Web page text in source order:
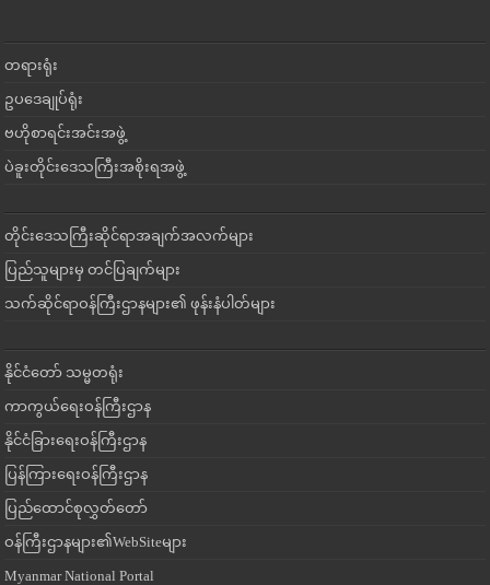
တရားရုံး
ဥပဒေချုပ်ရုံး
ဗဟိုစာရင်းအင်းအဖွဲ့
ပဲခူးတိုင်းဒေသကြီးအစိုးရအဖွဲ့
တိုင်းဒေသကြီးဆိုင်ရာအချက်အလက်များ
ပြည်သူများမှ တင်ပြချက်များ
သက်ဆိုင်ရာဝန်ကြီးဌာနများ၏ ဖုန်းနံပါတ်များ
နိုင်ငံတော် သမ္မတရုံး
ကာကွယ်ရေးဝန်ကြီးဌာန
နိုင်ငံခြားရေးဝန်ကြီးဌာန
ပြန်ကြားရေးဝန်ကြီးဌာန
ပြည်ထောင်စုလွှတ်တော်
ဝန်ကြီးဌာနများ၏WebSiteများ
Myanmar National Portal